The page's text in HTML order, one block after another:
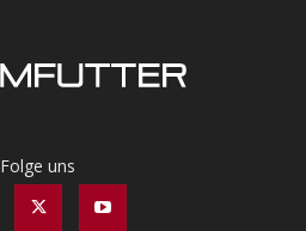
Folge uns